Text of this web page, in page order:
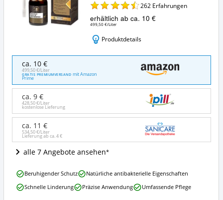
262 Erfahrungen
erhältlich ab ca. 10 €
499,50 €/Liter
Produktdetails
Naturbell
Propolis
Hals-
&
Rachenspray
Angebote:
Wo
dieses
Halsspray
erhältlich?
ca. 10 €
499,50 €/Liter
GRATIS PREMIUMVERSAND mit Amazon
Prime
ca. 9 €
428,50 €/Liter
kostenlose Lieferung
ca. 11 €
534,50 €/Liter
Lieferung ab ca.4 €
alle 7 Angebote ansehen
Naturbell
Propolis
Hals-
Beruhigender Schutz
Natürliche antibakterielle Eigenschaften
Schnelle Linderung
Präzise Anwendung Umfassende Pflege